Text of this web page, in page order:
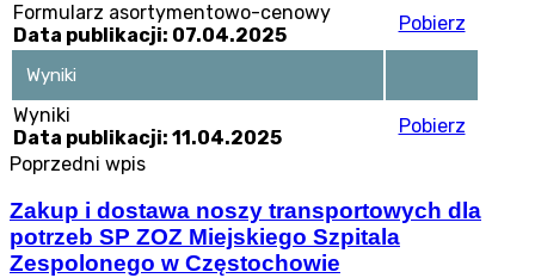
Formularz asortymentowo-cenowy
Data publikacji: 07.04.2025
Pobierz
Wyniki
Wyniki
Data publikacji: 11.04.2025
Pobierz
Poprzedni wpis
Zakup i dostawa noszy transportowych dla
potrzeb SP ZOZ Miejskiego Szpitala
Zespolonego w Częstochowie